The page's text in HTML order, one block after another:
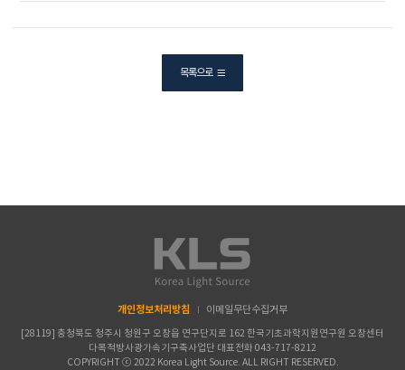
목록으로
개인정보처리방침 이메일무단수집거부
[28119] 충청북도 청주시 청원구 오창읍 연구단지로 162 한국기초과학지원연구원 오창센터
다목적방사광가속기구축사업단 대표전화 043-717-8212
COPYRIGHT ⓒ 2022 Korea Light Source. ALL RIGHT RESERVED.